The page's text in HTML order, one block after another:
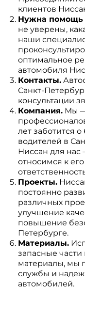
клиентов
Нужна помощь
не уверены,
наши
оптимальное
автомобиля
Контакты.
Санкт-
консультации
Компания.Мы —
лет заботится
водителей в
Ниссан для нас
относимся к
Проекты.
постоянно
различных
улучшение
повышение
Петербурге.
Материалы.
запасные
материалы, мы
службы и
автомобилей.